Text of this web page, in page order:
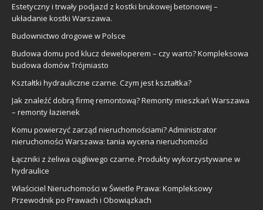
Estetyczny i trwały podjazd z kostki brukowej betonowej –
układanie kostki Warszawa.
Budownictwo drogowe w Polsce
Budowa domu pod klucz deweloperem – czy warto? Kompleksowa
budowa domów Trójmiasto
Kształtki hydrauliczne czarne. Czym jest kształtka?
Jak znaleźć dobrą firmę remontową? Remonty mieszkań Warszawa
– remonty łazienek
Komu powierzyć zarząd nieruchomościami? Administrator
nieruchomości Warszawa: tania wycena nieruchomości
Łączniki z żeliwa ciągliwego czarne. Produkty wykorzystywane w
hydraulice
Właściciel Nieruchomości w Świetle Prawa: Kompleksowy
Przewodnik po Prawach i Obowiązkach